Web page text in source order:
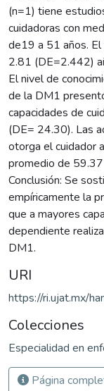
(n=1) tiene
cuidadoras con
de19 a 51 años.
2.81 (DE=2.442)
El nivel de
de la DM1
capacidades de
(DE= 24.30). Las
otorga el cuidador
promedio de
Conclusión: Se
empíricamente la
que a mayores
dependiente
DM1.
URI
https://ri.ujat.mx/
Colecciones
Especialidad en
Página